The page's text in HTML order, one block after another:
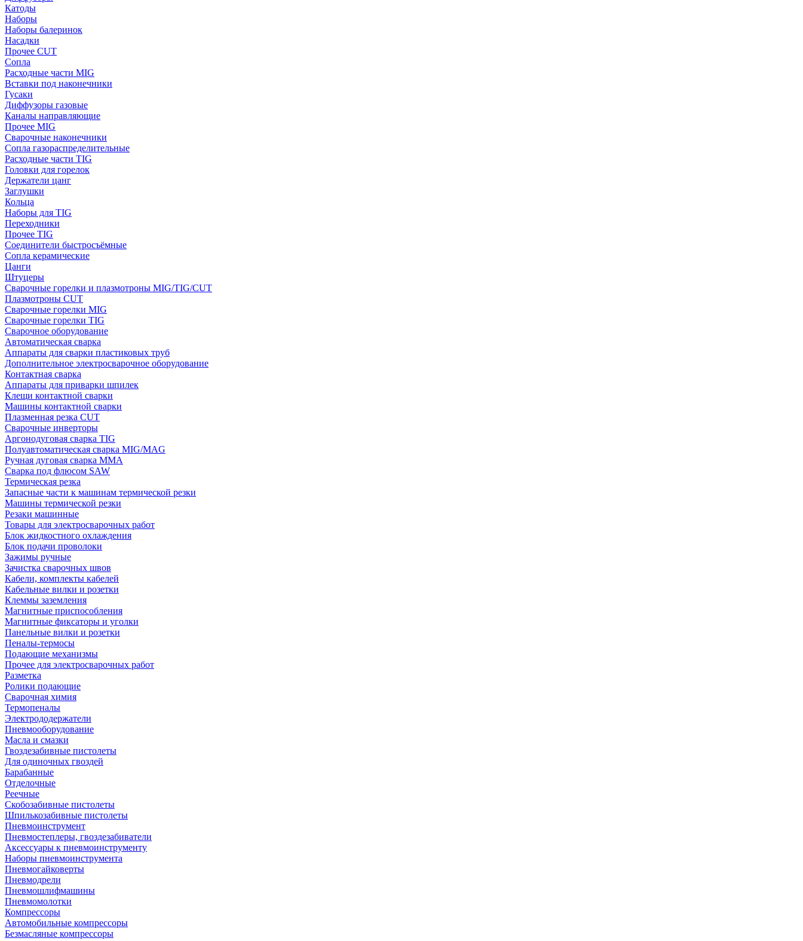
Катоды
Наборы
Наборы балеринок
Насадки
Прочее CUT
Сопла
Расходные части MIG
Вставки под наконечники
Гусаки
Диффузоры газовые
Каналы направляющие
Прочее MIG
Сварочные наконечники
Сопла газораспределительные
Расходные части TIG
Головки для горелок
Держатели цанг
Заглушки
Кольца
Наборы для TIG
Переходники
Прочее TIG
Соединители быстросъёмные
Сопла керамические
Цанги
Штуцеры
Сварочные горелки и плазмотроны MIG/TIG/CUT
Плазмотроны CUT
Сварочные горелки MIG
Сварочные горелки TIG
Сварочное оборудование
Автоматическая сварка
Аппараты для сварки пластиковых труб
Дополнительное электросварочное оборудование
Контактная сварка
Аппараты для приварки шпилек
Клещи контактной сварки
Машины контактной сварки
Плазменная резка CUT
Сварочные инверторы
Аргонодуговая сварка TIG
Полуавтоматическая сварка MIG/MAG
Ручная дуговая сварка MMA
Сварка под флюсом SAW
Термическая резка
Запасные части к машинам термической резки
Машины термической резки
Резаки машинные
Товары для электросварочных работ
Блок жидкостного охлаждения
Блок подачи проволоки
Зажимы ручные
Зачистка сварочных швов
Кабели, комплекты кабелей
Кабельные вилки и розетки
Клеммы заземления
Магнитные приспособления
Магнитные фиксаторы и уголки
Панельные вилки и розетки
Пеналы-термосы
Подающие механизмы
Прочее для электросварочных работ
Разметка
Ролики подающие
Сварочная химия
Термопеналы
Электрододержатели
Пневмооборудование
Масла и смазки
Гвоздезабивные пистолеты
Для одиночных гвоздей
Барабанные
Отделочные
Реечные
Скобозабивные пистолеты
Шпилькозабивные пистолеты
Пневмоинструмент
Пневмостеплеры, гвоздезабиватели
Аксессуары к пневмоинструменту
Наборы пневмоинструмента
Пневмогайковерты
Пневмодрели
Пневмошлифмашины
Пневмомолотки
Компрессоры
Автомобильные компрессоры
Безмасляные компрессоры